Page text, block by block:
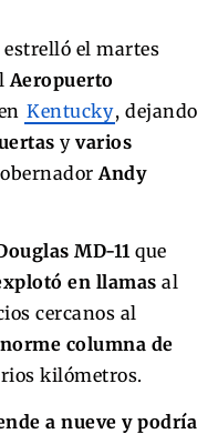
estrelló el martes
Aeropuerto
Kentucky, dejando
y varios
Andy
MD-11 que
en llamas al
cercanos al
columna de
kilómetros.
a nueve y podría